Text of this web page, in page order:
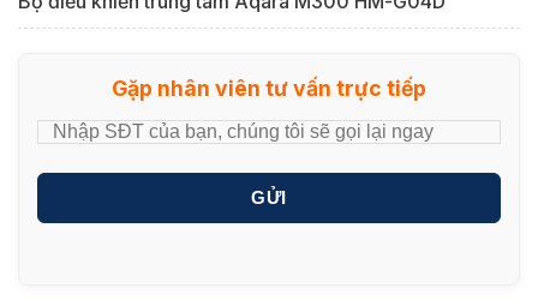
Gặp nhân viên tư vấn trực tiếp
GỬI